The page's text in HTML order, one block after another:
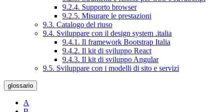
9.2.4. Supporto browser
9.2.5. Misurare le prestazioni
9.3. Catalogo del riuso
9.4. Sviluppare con il design system .italia
9.4.1. Il framework Bootstrap Italia
9.4.2. Il kit di sviluppo React
9.4.3. Il kit di sviluppo Angular
9.5. Sviluppare con i modelli di sito e servizi
glossario
A